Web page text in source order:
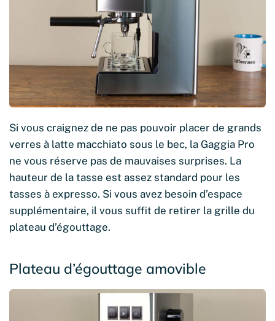
Si vous craignez de ne pas pouvoir placer de grands
verres à latte macchiato sous le bec, la Gaggia Pro
ne vous réserve pas de mauvaises surprises. La
hauteur de la tasse est assez standard pour les
tasses à expresso. Si vous avez besoin d’espace
supplémentaire, il vous suffit de retirer la grille du
plateau d’égouttage.
Plateau d’égouttage amovible